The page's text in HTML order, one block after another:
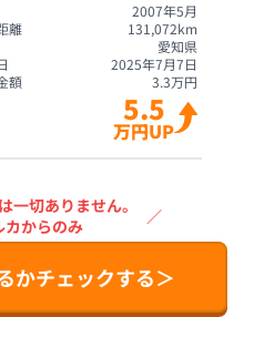
2007年5月
離
131,072km
愛知県
2025年7月7日
額
3.3万円
5.5
万円UP
一切ありません。
カからのみ
／
かチェックする＞